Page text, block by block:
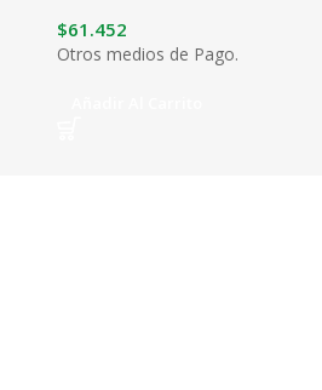
$61.452
Otros medios de Pago.